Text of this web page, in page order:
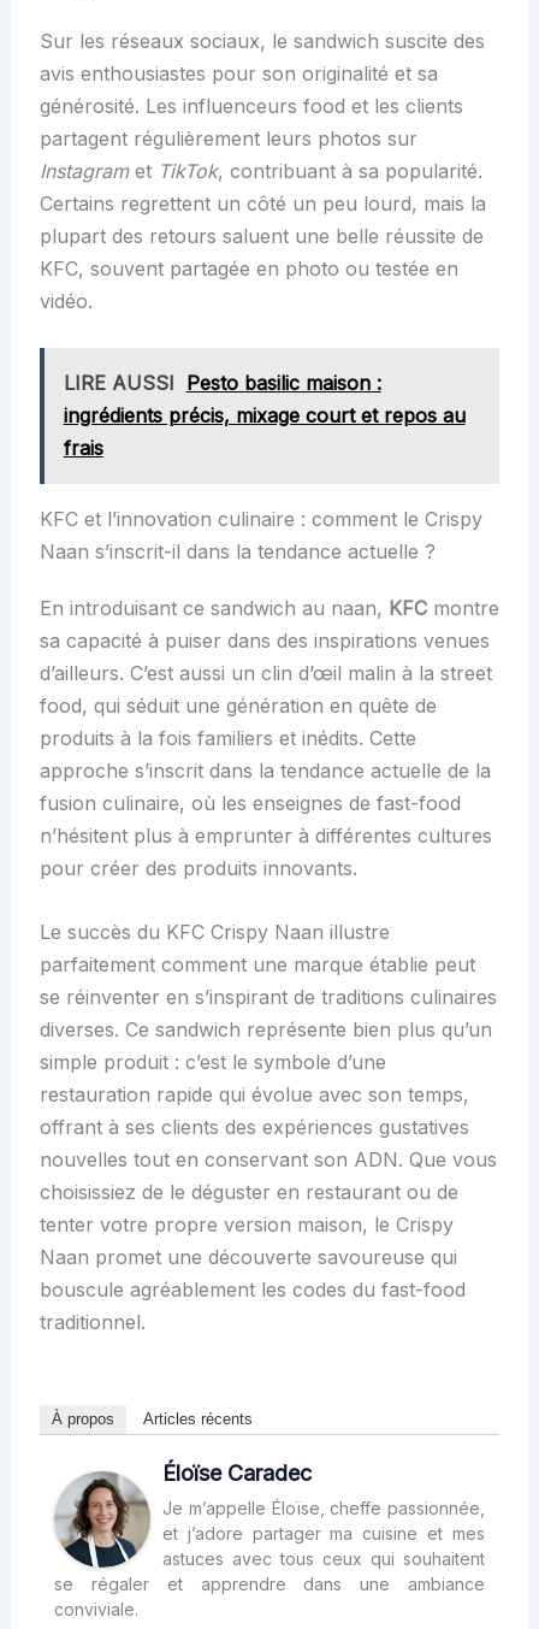
Sur les réseaux sociaux, le sandwich suscite des
avis enthousiastes pour son originalité et sa
générosité. Les influenceurs food et les clients
partagent régulièrement leurs photos sur
Instagramet TikTok, contribuant à sa popularité.
Certains regrettent un côté un peu lourd, mais la
plupart des retours saluent une belle réussite de
KFC, souvent partagée en photo ou testée en
vidéo.
LIRE AUSSI Pesto basilic maison :
ingrédients précis, mixage court et repos au
frais
KFC et l’innovation culinaire : comment le Crispy
Naan s’inscrit-il dans la tendance actuelle ?
En introduisant ce sandwich au naan, KFCmontre
sa capacité à puiser dans des inspirations venues
d’ailleurs. C’est aussi un clin d’œil malin à la street
food, qui séduit une génération en quête de
produits à la fois familiers et inédits. Cette
approche s’inscrit dans la tendance actuelle de la
fusion culinaire, où les enseignes de fast-food
n’hésitent plus à emprunter à différentes cultures
pour créer des produits innovants.
Le succès du KFC Crispy Naan illustre
parfaitement comment une marque établie peut
se réinventer en s’inspirant de traditions culinaires
diverses. Ce sandwich représente bien plus qu’un
simple produit : c’est le symbole d’une
restauration rapide qui évolue avec son temps,
offrant à ses clients des expériences gustatives
nouvelles tout en conservant son ADN. Que vous
choisissiez de le déguster en restaurant ou de
tenter votre propre version maison, le Crispy
Naan promet une découverte savoureuse qui
bouscule agréablement les codes du fast-food
traditionnel.
À propos Articles récents
Éloïse Caradec
Je m’appelle Éloïse, cheffe passionnée,
et j’adore partager ma cuisine et mes
astuces avec tous ceux qui souhaitent
se régaler et apprendre dans une ambiance
conviviale.